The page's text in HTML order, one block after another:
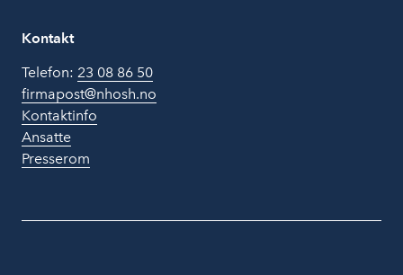
Kontakt
Telefon: 23 08 86 50
firmapost@nhosh.no
Kontaktinfo
Ansatte
Presserom